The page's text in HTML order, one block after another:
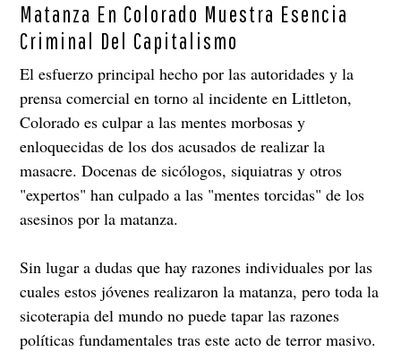
Matanza En Colorado Muestra Esencia
Criminal Del Capitalismo
El esfuerzo principal hecho por las autoridades y la
prensa comercial en torno al incidente en Littleton,
Colorado es culpar a las mentes morbosas y
enloquecidas de los dos acusados de realizar la
masacre. Docenas de sicólogos, siquiatras y otros
"expertos" han culpado a las "mentes torcidas" de los
asesinos por la matanza.
Sin lugar a dudas que hay razones individuales por las
cuales estos jóvenes realizaron la matanza, pero toda la
sicoterapia del mundo no puede tapar las razones
políticas fundamentales tras este acto de terror masivo.